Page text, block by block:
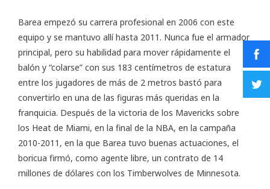
Barea empezó su carrera profesional en 2006 con este
equipo y se mantuvo allí hasta 2011. Nunca fue el armador
principal, pero su habilidad para mover rápidamente el
balón y “colarse” con sus 183 centímetros de estatura
entre los jugadores de más de 2 metros bastó para
convertirlo en una de las figuras más queridas en la
franquicia. Después de la victoria de los Mavericks sobre
los Heat de Miami, en la final de la NBA, en la campaña
2010-2011, en la que Barea tuvo buenas actuaciones, el
boricua firmó, como agente libre, un contrato de 14
millones de dólares con los Timberwolves de Minnesota.